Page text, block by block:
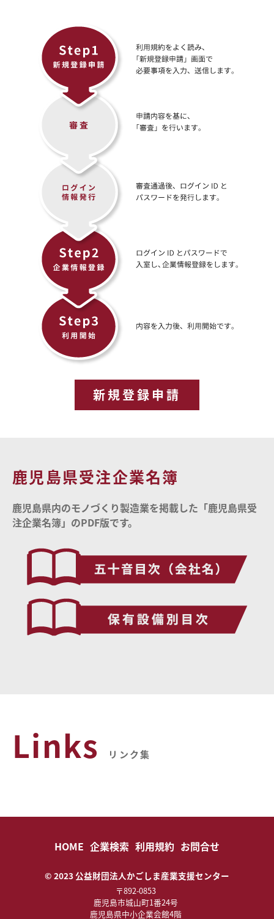
新規登録申請
鹿児島県受注企業名簿
鹿児島県内のモノづくり製造業を掲載した「鹿児島県受
注企業名簿」のPDF版です。
Links リンク集
© 2023 公益財団法人かごしま産業支援センター
〒892-0853
鹿児島市城山町1番24号
鹿児島県中小企業会館4階
HOME 企業検索 利用規約 お問合せ